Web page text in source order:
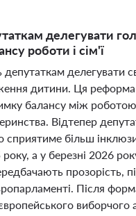
делегувати
роботи і сім'ї
делегувати
дитини. Ця
балансу між
Відтепер
сприятиме більш
а у березні 2026
прозорість,
Після
виборчого